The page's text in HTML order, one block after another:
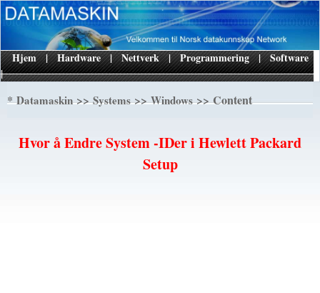
|
Hjem | Hardware | Nettverk | Programmering | Software
*Datamaskin>>Systems>>Windows>> Content
Hvor å Endre System -IDer i Hewlett Packard
Setup